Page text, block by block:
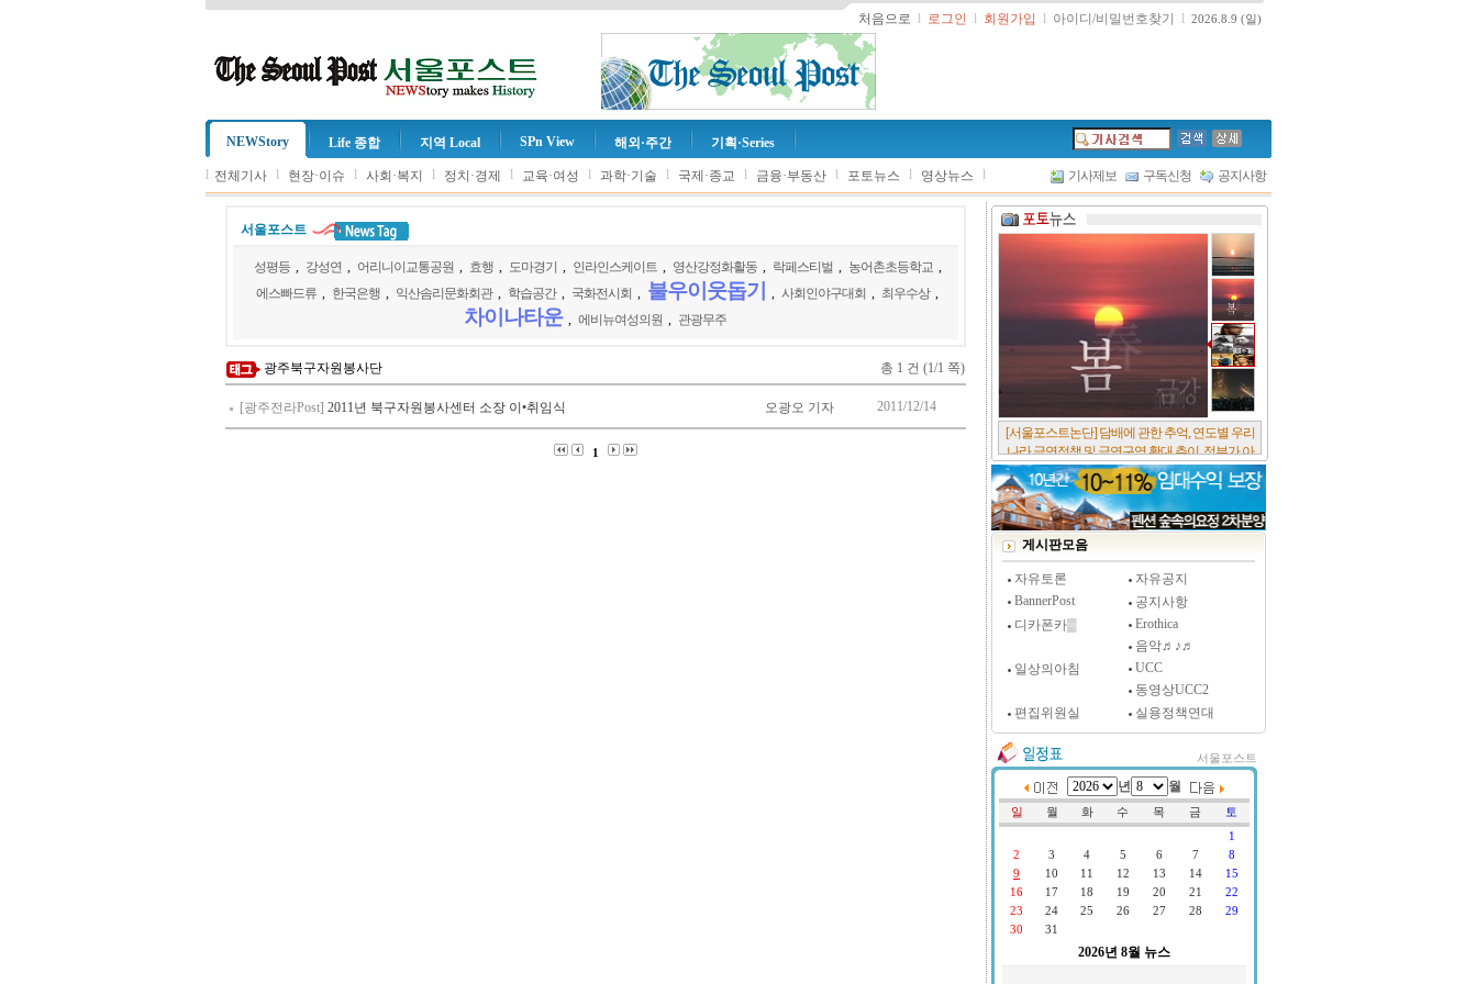
처음으로 l 로그인 l 회원가입 l 아이디/비밀번호찾기 l 2026.8.9 (일)
NEWStory Life 종합 지역 Local SPn View 해외·주간 기획·Series
l 전체기사 l 현장·이슈 l 사회·복지 l 정치·경제 l 교육·여성 l 과학·기술 l 국제·종교 l 금융·부동산 l 포토뉴스 l 영상뉴스 l 기사제보 구독신청 공지사항
서울포스트
성평등 강성연 어리니이교통공원 효행 도마경기 인라인스케이트 영산강정화활동 락페스티벌 농어촌초등학교
에스빠드류
한국은행 익산솜리문화회관 학습공간 국화전시회 불우이웃돕기 사회인야구대회 최우수상
차이나타운 에비뉴여성의원 관광무주
광주북구자원봉사단 총 1 건 (1/1 쪽)
[광주전라Post] 2011년 북구자원봉사센터 소장 이•취임식 오광오 기자 2011/12/14
1
[서울포스트논단] 담배에 관한 추억, 연도별 우리
나라 금연정책 및 금연구역 확대 추이, 정부가 아
무리 더 해롭다고 사기를 쳐대도 피워 본 사람은
다 안다, 전자담배시장은 10년새 폭발적 증가세..
[시사저널 인터뷰] 윤방부 연세대 의대 명예교수,
"골초에게 전자담배를 허하라"
게시판모음
자유토론
자유공지
BannerPost
공지사항
디카폰카▒
Erothica
음악♬♪♬
일상의아침
UCC
동영상UCC2
편집위원실
실용정책연대
서울포스트